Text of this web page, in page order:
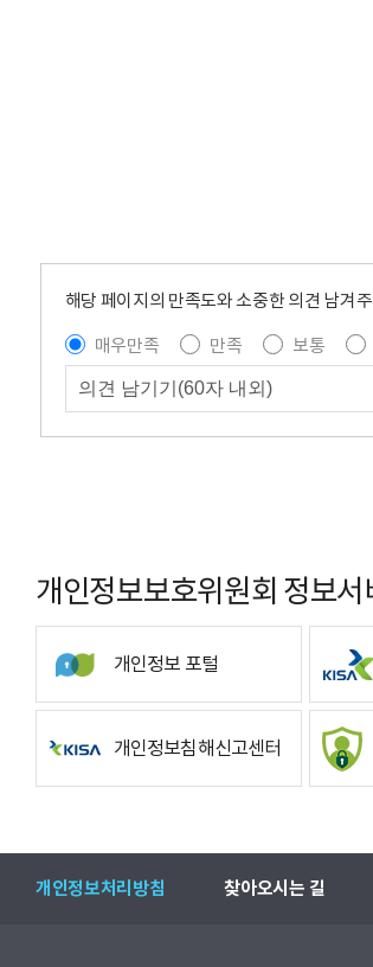
해당 페이지의 만족도와 소중한 의견 남겨
매우만족
만족 보통
개인정보보호위원회 정보서
개인정보 포털
개인정보침해신고센터
개인정보처리방침 찾아오시는 길